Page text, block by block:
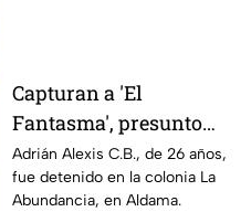
Capturan a 'El
Fantasma', presunto
líder delictivo en
Aldama
Adrián Alexis C.B., de 26 años,
fue detenido en la colonia La
Abundancia, en Aldama.